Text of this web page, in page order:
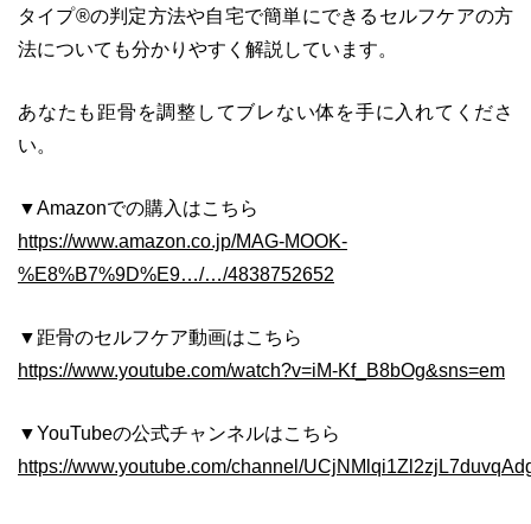
タイプ®︎の判定方法や自宅で簡単にできるセルフケアの方
法についても分かりやすく解説しています。
あなたも距骨を調整してブレない体を手に入れてくださ
い。
▼Amazonでの購入はこちら
https://www.amazon.co.jp/MAG-MOOK-
%E8%B7%9D%E9…/…/4838752652
▼距骨のセルフケア動画はこちら
https://www.youtube.com/watch?v=iM-Kf_B8bOg&sns=em
▼YouTubeの公式チャンネルはこちら
https://www.youtube.com/channel/